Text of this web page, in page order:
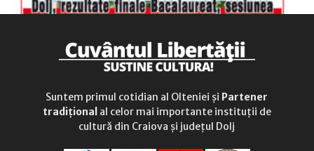
Suntem primul cotidian al Olteniei și Partener
tradițional al celor mai importante instituții de
cultură din Craiova și județul Dolj